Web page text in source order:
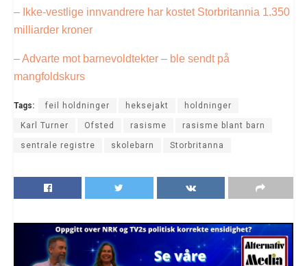
– Ikke-vestlige innvandrere har kostet Storbritannia 1.350
milliarder kroner
– Advarte mot barnevoldtekter – ble sendt på
mangfoldskurs
Tags: feil holdninger heksejakt holdninger
Karl Turner Ofsted rasisme rasisme blant barn
sentrale registre skolebarn Storbritanna